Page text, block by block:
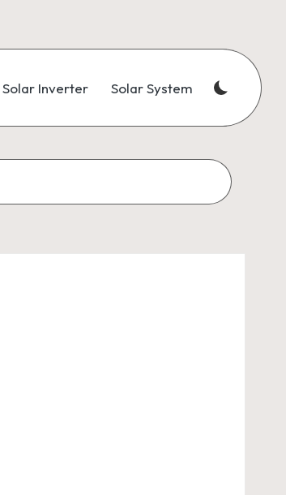
Solar Inverter Solar System